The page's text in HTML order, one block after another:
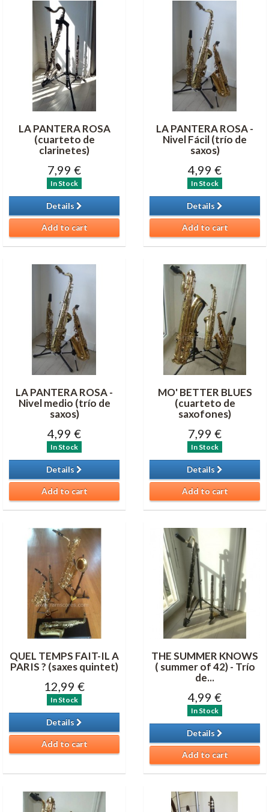
LA PANTERA ROSA
(cuarteto de
clarinetes)
7,99 €
In Stock
Details
Add to cart
LA PANTERA ROSA -
Nivel Fácil (trío de
saxos)
4,99 €
In Stock
Details
Add to cart
LA PANTERA ROSA -
Nivel medio (trío de
saxos)
4,99 €
In Stock
Details
Add to cart
MO' BETTER BLUES
(cuarteto de
saxofones)
7,99 €
In Stock
Details
Add to cart
QUEL TEMPS FAIT-IL A
PARIS ? (saxes quintet)
12,99 €
In Stock
Details
Add to cart
THE SUMMER KNOWS
( summer of 42) - Trío
de...
4,99 €
In Stock
Details
Add to cart